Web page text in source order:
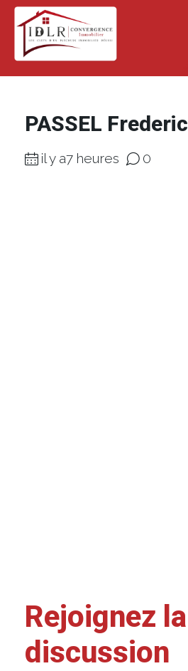
PASSEL Frederic
il y a7 heures 0
Rejoignez la
discussion